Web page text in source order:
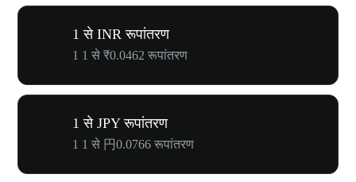
1 से INR रूपांतरण
1 1 से ₹0.0462 रूपांतरण
1 से JPY रूपांतरण
1 1 से 円0.0766 रूपांतरण